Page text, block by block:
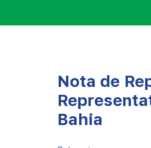
Nota de
Bahia